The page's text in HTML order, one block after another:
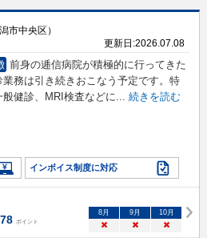
市中央区）
更新日:2026.07.08
前身の逓信病院が積極的に行ってきた
業務は引き続きおこなう予定です。特
般健診、MRI検査などに
続きを読む
インボイス制度に対応
ポイント
8 月 9 月 10月
× × ×